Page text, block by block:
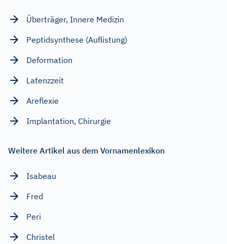
Überträger, Innere Medizin
Peptidsynthese (Auflistung)
Deformation
Latenzzeit
Areflexie
Implantation, Chirurgie
Weitere Artikel aus dem Vornamenlexikon
Isabeau
Fred
Peri
Christel